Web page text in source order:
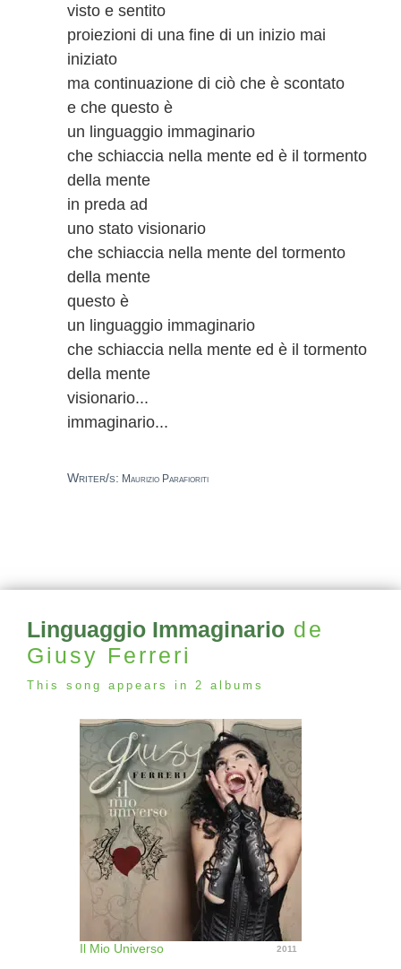
visto e sentito
proiezioni di una fine di un inizio mai
iniziato
ma continuazione di ciò che è scontato
e che questo è
un linguaggio immaginario
che schiaccia nella mente ed è il tormento
della mente
in preda ad
uno stato visionario
che schiaccia nella mente del tormento
della mente
questo è
un linguaggio immaginario
che schiaccia nella mente ed è il tormento
della mente
visionario...
immaginario...
Writer/s: Maurizio Parafioriti
Linguaggio Immaginario de
Giusy Ferreri
This song appears in 2 albums
Il Mio Universo 2011